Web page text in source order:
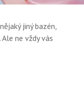
jiný bazén,
ne vždy vás